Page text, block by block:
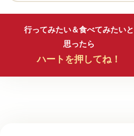
行ってみたい＆食べてみたいと
思ったら
ハートを押してね！